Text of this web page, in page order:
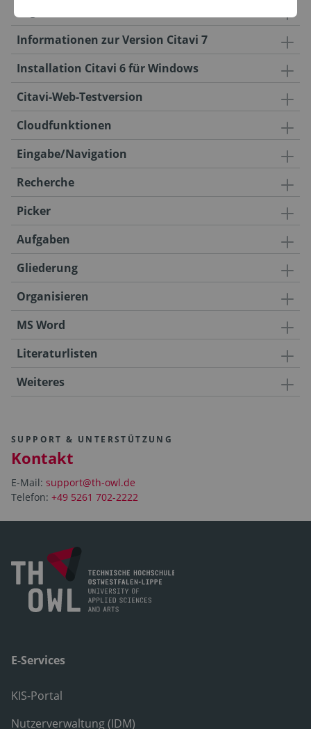
Informationen zur Version Citavi 7
Installation Citavi 6 für Windows
Citavi-Web-Testversion
Cloudfunktionen
Eingabe/Navigation
Recherche
Picker
Aufgaben
Gliederung
Organisieren
MS Word
Literaturlisten
Weiteres
SUPPORT & UNTERSTÜTZUNG
Kontakt
E-Mail: support@th-owl.de
Telefon: +49 5261 702-2222
E-Services
KIS-Portal
Nutzerverwaltung (IDM)